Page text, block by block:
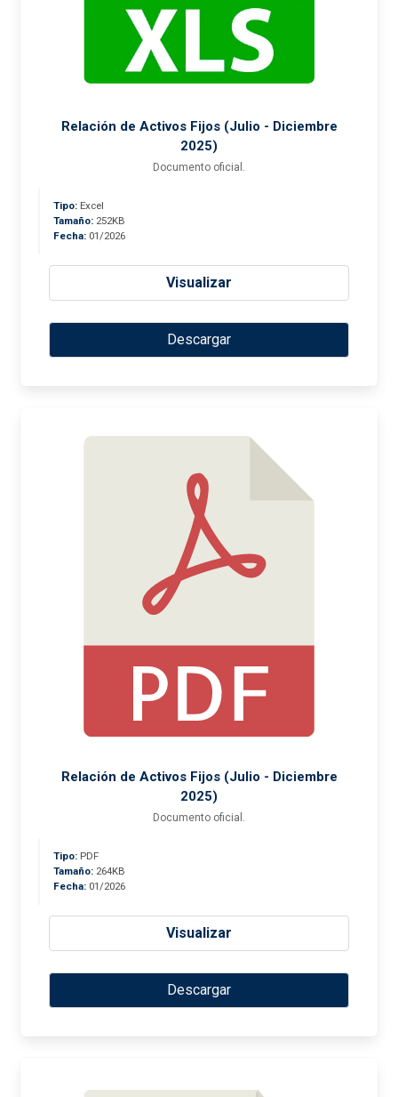
Relación de Activos Fijos (Julio - Diciembre
2025)
Documento oficial.
Tipo: Excel
Tamaño: 252KB
Fecha: 01/2026
Visualizar
Descargar
Relación de Activos Fijos (Julio - Diciembre
2025)
Documento oficial.
Tipo: PDF
Tamaño: 264KB
Fecha: 01/2026
Visualizar
Descargar